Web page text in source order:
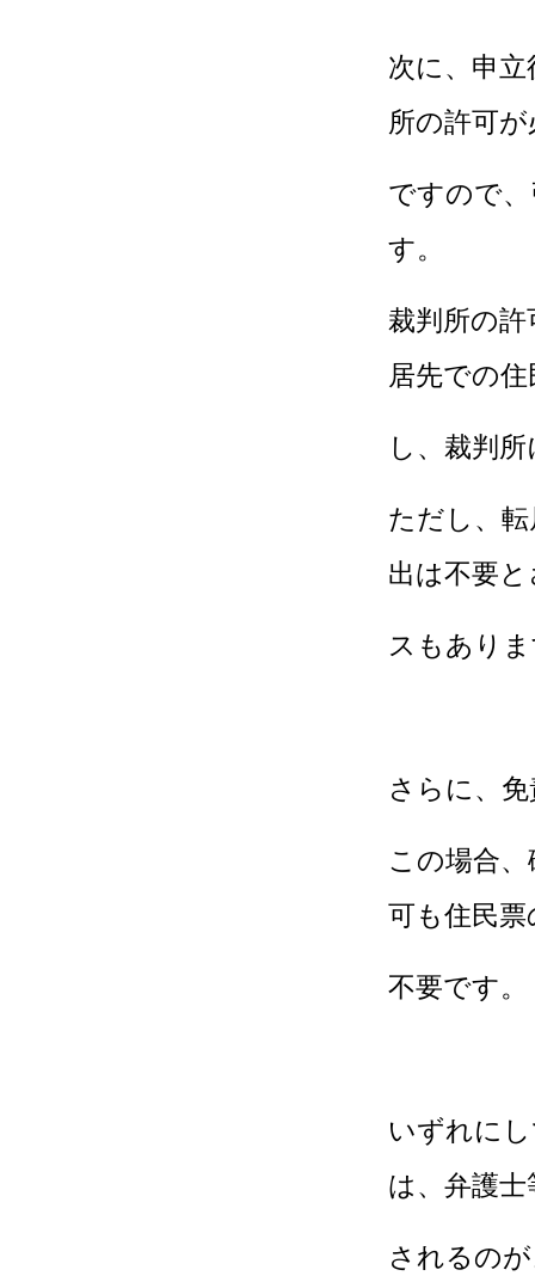
次に、申
所の許可
ですので
す。
裁判所の
居先での
し、裁判
ただし、
出は不要
スもあり
さらに、
この場合
可も住民
不要です。
いずれに
は、弁護
されるの